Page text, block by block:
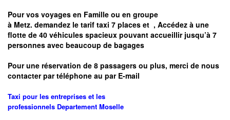
Pour vos voyages en Famille ou en groupe
à Metz. demandez le tarif taxi 7 places et , Accédez à une
flotte de 40 véhicules spacieux pouvant accueillir jusqu’à 7
personnes avec beaucoup de bagages
Pour une réservation de 8 passagers ou plus, merci de nous
contacter par téléphone au par E-mail
Taxi pour les entreprises et les
professionnels Departement Moselle